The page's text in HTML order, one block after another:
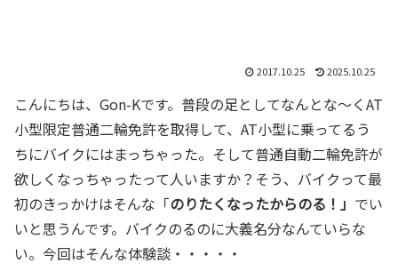
2017.10.25 2025.10.25
こんにちは、Gon-Kです。普段の足としてなんとな〜くAT
小型限定普通二輪免許を取得して、AT小型に乗ってるう
ちにバイクにはまっちゃった。そして普通自動二輪免許が
欲しくなっちゃったって人いますか？そう、バイクって最
初のきっかけはそんな「のりたくなったからのる！ 」 でい
いと思うんです。バイクのるのに大義名分なんていらな
い。今回はそんな体験談・・・・・